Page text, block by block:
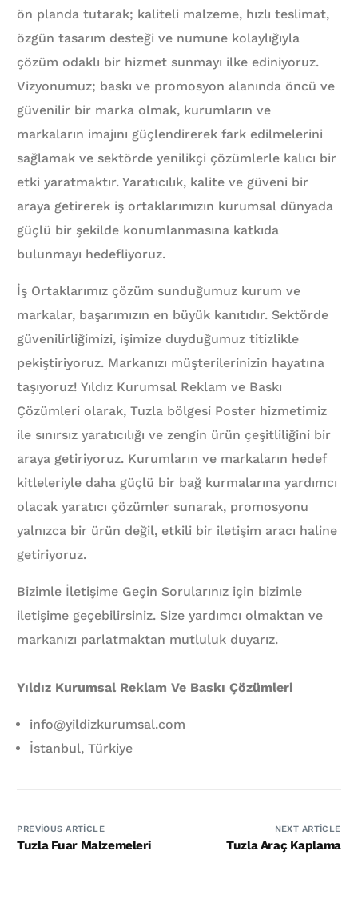
ön planda tutarak; kaliteli malzeme, hızlı teslimat,
özgün tasarım desteği ve numune kolaylığıyla
çözüm odaklı bir hizmet sunmayı ilke ediniyoruz.
Vizyonumuz; baskı ve promosyon alanında öncü ve
güvenilir bir marka olmak, kurumların ve
markaların imajını güçlendirerek fark edilmelerini
sağlamak ve sektörde yenilikçi çözümlerle kalıcı bir
etki yaratmaktır. Yaratıcılık, kalite ve güveni bir
araya getirerek iş ortaklarımızın kurumsal dünyada
güçlü bir şekilde konumlanmasına katkıda
bulunmayı hedefliyoruz.
İş Ortaklarımız çözüm sunduğumuz kurum ve
markalar, başarımızın en büyük kanıtıdır. Sektörde
güvenilirliğimizi, işimize duyduğumuz titizlikle
pekiştiriyoruz. Markanızı müşterilerinizin hayatına
taşıyoruz! Yıldız Kurumsal Reklam ve Baskı
Çözümleri olarak, Tuzla bölgesi Poster hizmetimiz
ile sınırsız yaratıcılığı ve zengin ürün çeşitliliğini bir
araya getiriyoruz. Kurumların ve markaların hedef
kitleleriyle daha güçlü bir bağ kurmalarına yardımcı
olacak yaratıcı çözümler sunarak, promosyonu
yalnızca bir ürün değil, etkili bir iletişim aracı haline
getiriyoruz.
Bizimle İletişime Geçin Sorularınız için bizimle
iletişime geçebilirsiniz. Size yardımcı olmaktan ve
markanızı parlatmaktan mutluluk duyarız.
Yıldız Kurumsal Reklam Ve Baskı Çözümleri
info@yildizkurumsal.com
İstanbul, Türkiye
PREVIOUS ARTICLE
Tuzla Fuar Malzemeleri
NEXT ARTICLE
Tuzla Araç Kaplama